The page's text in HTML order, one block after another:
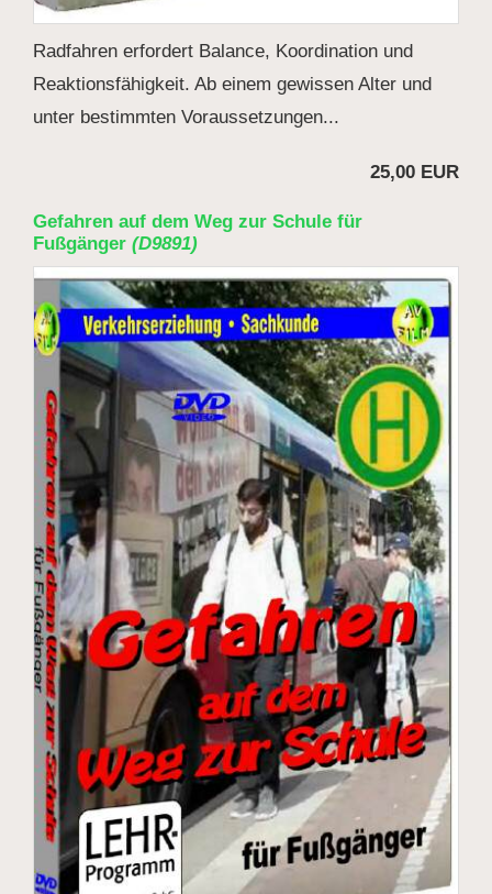
Radfahren erfordert Balance, Koordination und
Reaktionsfähigkeit. Ab einem gewissen Alter und
unter bestimmten Voraussetzungen...
25,00 EUR
Gefahren auf dem Weg zur Schule für
Fußgänger (D9891)